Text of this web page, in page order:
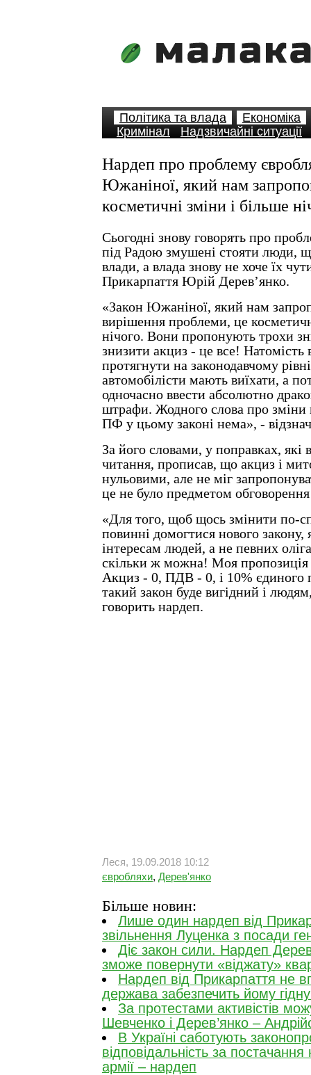
Політика та влада
Економіка
Кримінал
Надзвичайні ситуації
Нардеп про проблему
Южаніної, який нам
косметичні зміни і більше
Сьогодні знову говорять про
під Радою змушені стояти люди,
влади, а влада знову не хоче їх
Прикарпаття Юрій Дерев’янко.
«Закон Южаніної, який нам
вирішення проблеми, це
нічого. Вони пропонують трохи
знизити акциз - це все! Натомість
протягнути на законодавчому
автомобілісти мають виїхати, а
одночасно ввести абсолютно
штрафи. Жодного слова про зміни
ПФ у цьому законі нема», -
За його словами, у поправках, які
читання, прописав, що акциз і
нульовими, але не міг
це не було предметом
«Для того, щоб щось змінити по-
повинні домогтися нового закону,
інтересам людей, а не певних
скільки ж можна! Моя
Акциз - 0, ПДВ - 0, і 10% єдиного
такий закон буде вигідний і
говорить нардеп.
Леся, 19.09.2018 10:12
євробляхи, Дерев'янко
Більше новин:
Лише один нардеп від
звільнення Луценка з посади
Діє закон сили. Нардеп
зможе повернути «віджату»
Нардеп від Прикарпаття не
держава забезпечить йому гідну
За протестами активістів
Шевченко і Дерев’янко –
В Україні саботують
відповідальність за постачання
армії – нардеп